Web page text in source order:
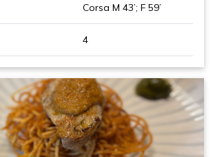
Corsa M 43’; F 59’
4